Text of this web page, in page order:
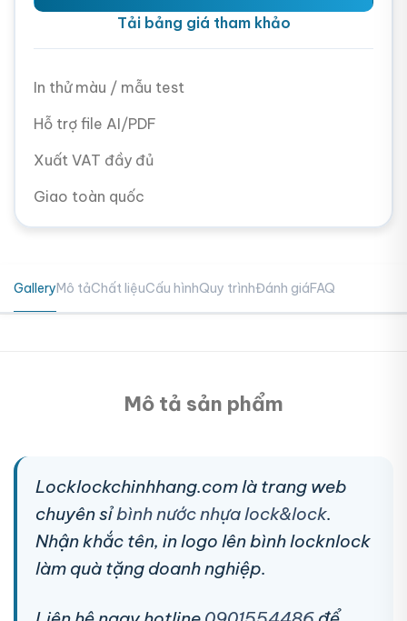
Tải bảng giá tham khảo
In thử màu / mẫu test
Hỗ trợ file AI/PDF
Xuất VAT đầy đủ
Giao toàn quốc
GalleryMô tảChất liệuCấu hìnhQuy trìnhĐánh giáFAQ
Mô tả sản phẩm
Locklockchinhhang.com là trang web
chuyên sỉbình nước nhựa lock&lock.
Nhận khắc tên, in logo lên bình locknlock
làm quà tặng doanh nghiệp.